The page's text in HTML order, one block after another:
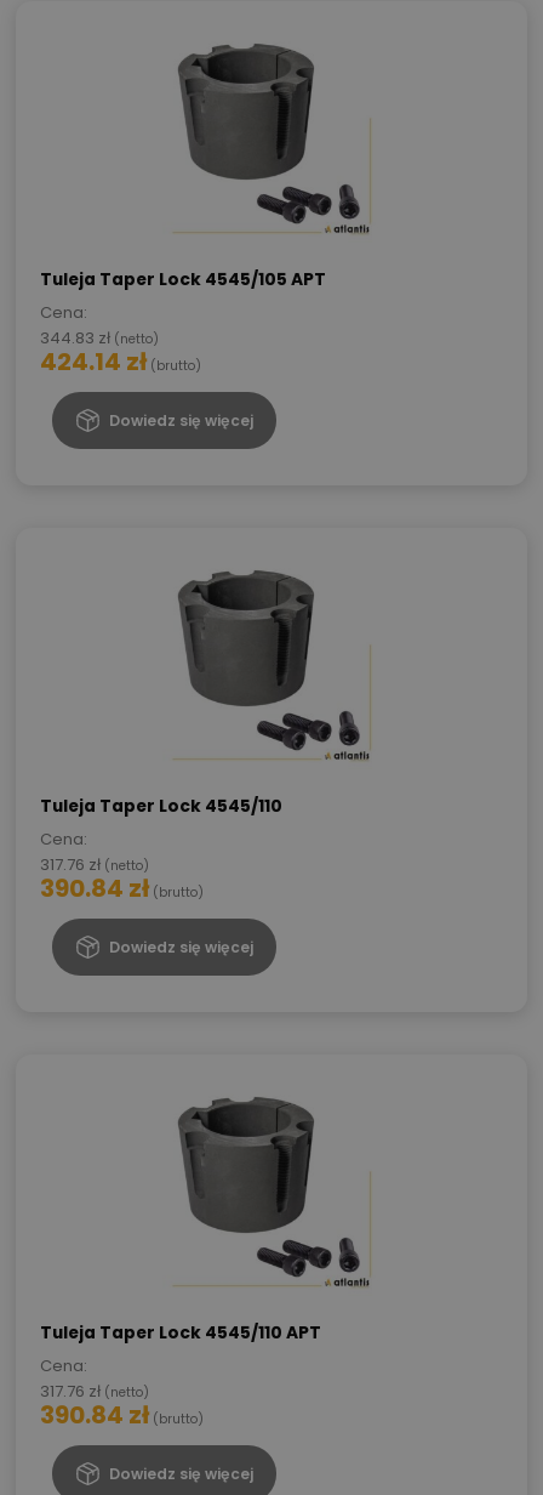
Tuleja Taper Lock 4545/105 APT
Cena:
344.83 zł (netto)
424.14 zł (brutto)
Dowiedz się więcej
Tuleja Taper Lock 4545/110
Cena:
317.76 zł (netto)
390.84 zł (brutto)
Dowiedz się więcej
Tuleja Taper Lock 4545/110 APT
Cena:
317.76 zł (netto)
390.84 zł (brutto)
Dowiedz się więcej